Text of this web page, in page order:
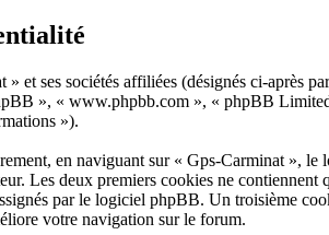
et ses sociétés affiliées (désignés ci-
», « www.phpbb.com », « phpBB
»).
en naviguant sur « Gps-Carminat »,
Les deux premiers cookies ne
par le logiciel phpBB. Un troisième
votre navigation sur le forum.